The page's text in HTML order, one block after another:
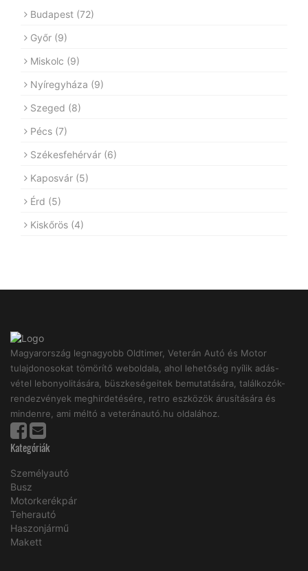
Budapest (72)
Győr (9)
Miskolc (9)
Nyíregyháza (9)
Szeged (8)
Pécs (7)
Székesfehérvár (6)
Kaposvár (5)
Érd (5)
Kiskőrös (4)
Magyarország legnagyobb Oldtimer, Veterán Autó és Motor
tulajdonosokat tömörítő weboldala, ahol lehetőség nyílik adás-
vétel lebonyolitására, büszkeségeitek bemutatására, találkozók-
rendezvények meghirdetésére, retro eszközök árusítására és
mindenre, ami méltó a veteránautó.hu oldalához.
Kategóriák
Személyautó
Busz
Motorkerékpár
Teherautó
Haszonjármű
Makett